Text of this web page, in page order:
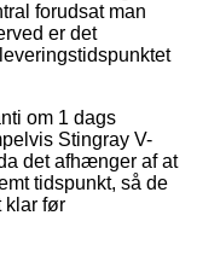
forudsat man
er det
om 1 dags
Stingray V-
det afhænger af at
tidspunkt, så de
klar før